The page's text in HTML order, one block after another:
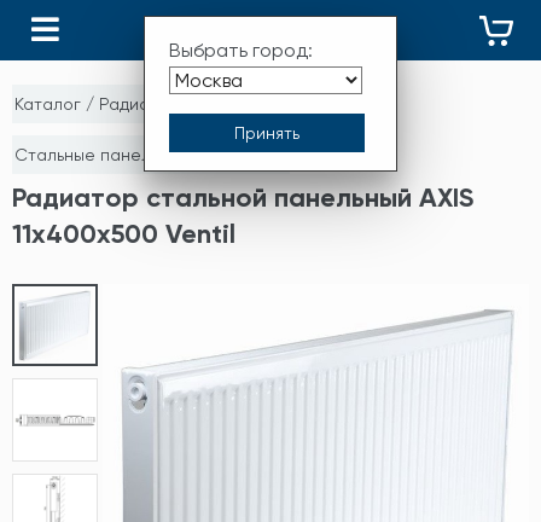
Выбрать город:
Каталог / Радиаторы отопления
Стальные панельные радиаторы
Радиатор стальной панельный AXIS
11х400х500 Ventil